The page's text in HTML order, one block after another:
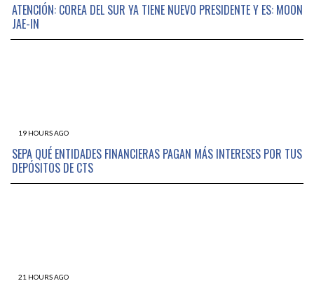
ATENCIÓN: COREA DEL SUR YA TIENE NUEVO PRESIDENTE Y ES: MOON
JAE-IN
19 HOURS AGO
SEPA QUÉ ENTIDADES FINANCIERAS PAGAN MÁS INTERESES POR TUS
DEPÓSITOS DE CTS
21 HOURS AGO